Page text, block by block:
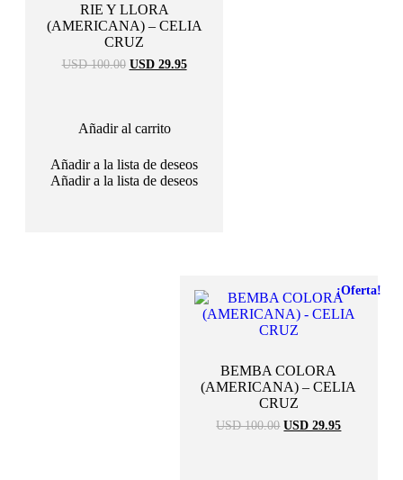
RIE Y LLORA
(AMERICANA) – CELIA
CRUZ
USD 100.00 El
USD
100.00.
USD 29.95El
Añadir al carrito
Añadir a la lista de deseos
Añadir a la lista de deseos
¡Oferta!
BEMBA COLORA
(AMERICANA) – CELIA
CRUZ
USD 100.00 El
USD 29.95El